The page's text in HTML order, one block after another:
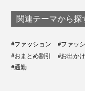
関連テーマから探
#ファッション #ファッ
#おまとめ割引
#お出か
#通勤